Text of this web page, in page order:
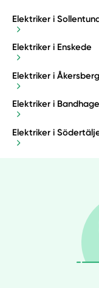
Elektriker i
Elektriker i Enskede
Elektriker i
Elektriker i
Elektriker i